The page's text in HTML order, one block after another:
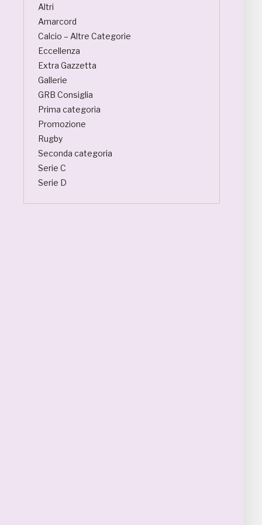
Altri
Amarcord
Calcio – Altre Categorie
Eccellenza
Extra Gazzetta
Gallerie
GRB Consiglia
Prima categoria
Promozione
Rugby
Seconda categoria
Serie C
Serie D